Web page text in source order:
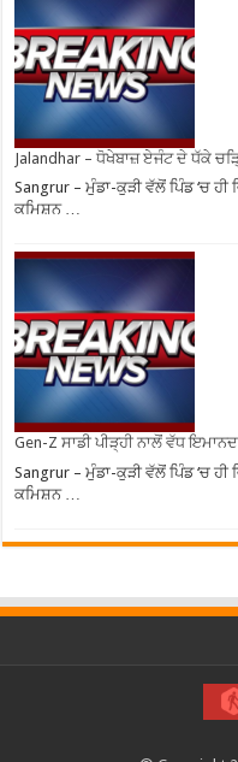
Jalandhar – ਧੋਖੇਬਾਜ਼ ਏਜੰਟ ਦੇ ਧੱਕੇ
Sangrur – ਮੁੰਡਾ-ਕੁੜੀ ਵੱਲੋਂ ਪਿੰਡ ‘ਚ
ਕਮਿਸ਼ਨ …
Gen-Z ਸਾਡੀ ਪੀੜ੍ਹੀ ਨਾਲੋਂ ਵੱਧ
Sangrur – ਮੁੰਡਾ-ਕੁੜੀ ਵੱਲੋਂ ਪਿੰਡ ‘ਚ
ਕਮਿਸ਼ਨ …